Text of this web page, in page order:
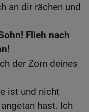
an dir rächen und
Flieh nach
der Zorn deines
ist und nicht
hast. Ich